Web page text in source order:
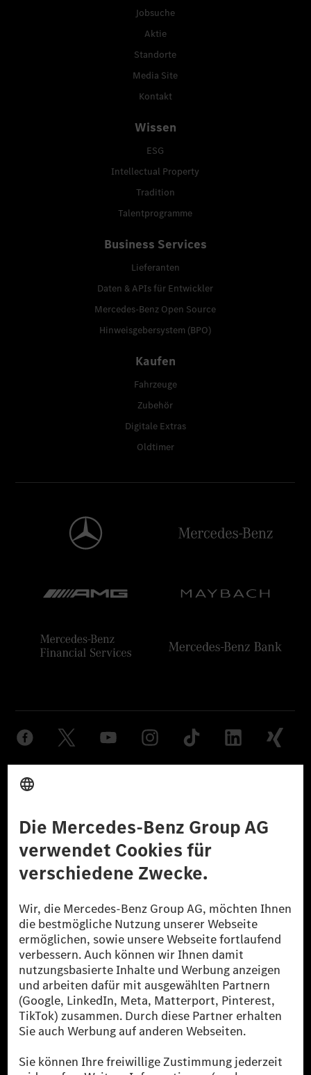
Jobsuche
Aktie
Standorte
Media Site
Kontakt
Wissen
ESG
Intellectual Property
Tradition
Talentprogramme
Business Services
Lieferanten
Daten & APIs für Entwickler
Mercedes-Benz Open Source
Hinweisgebersystem (BPO)
Kaufen
Fahrzeuge
Zubehör
Digitale Extras
Oldtimer
© 2026 Mercedes-Benz Group AG. Alle Rechte vorbehalten.
reduzierte CO₂-Emissionen bei der Mercedes-Benz Group durch
zertifizierte Ausgleichsprojekte kompensiert werden.
[2] Renewable Charging ist ein integraler Bestandteil von MB.CHARGE
Public in Europa, den USA, Kanada und China. Sofern an der jeweiligen
Ladestation noch kein Strom aus erneuerbaren Energien vorliegt,
verwendet Renewable Charging Grünstromzertifikate*. Diese stellen
sicher, dass für Ladevorgänge über MB.CHARGE Public eine äquivalente
Strommenge aus erneuerbaren Energien ins Stromnetz eingespeist wird.
Sie stammen ausschließlich aus Wind- und Solarkraftanlagen, die jünger
als sechs Jahre sind.
* Inkl. EKOenergy Ökolabel
* Die angegebenen Werte wurden nach dem vorgeschriebenen
Messverfahren WLTP (Worldwide harmonised Light vehicles Test